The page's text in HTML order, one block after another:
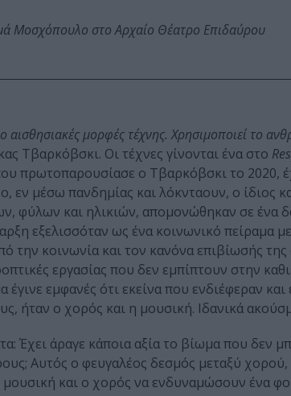
Μοσχόπουλο στο Αρχαίο Θέατρο Επιδαύρου
αισθησιακές μορφές τέχνης. Χρησιμοποιεί το
Τβαρκόβσκι. Οι τέχνες γίνονται ένα στο
πρωτοπαρουσίασε ο Τβαρκόβσκι το 2020,
εν μέσω πανδημίας και λόκνταουν, ο ίδιος
φύλων και ηλικιών, απομονώθηκαν σε ένα
εξελισσόταν ως ένα κοινωνικό πείραμα
την κοινωνία και τον κανόνα επιβίωσής
εργασίας που δεν εμπίπτουν στην
εμφανές ότι εκείνα που ενδιέφεραν και
ήταν ο χορός και η μουσική. Ιδανικά
Έχει άραγε κάποια αξία το βίωμα που δεν
Αυτός ο φευγαλέος δεσμός μεταξύ
και ο χορός να ενδυναμώσουν ένα